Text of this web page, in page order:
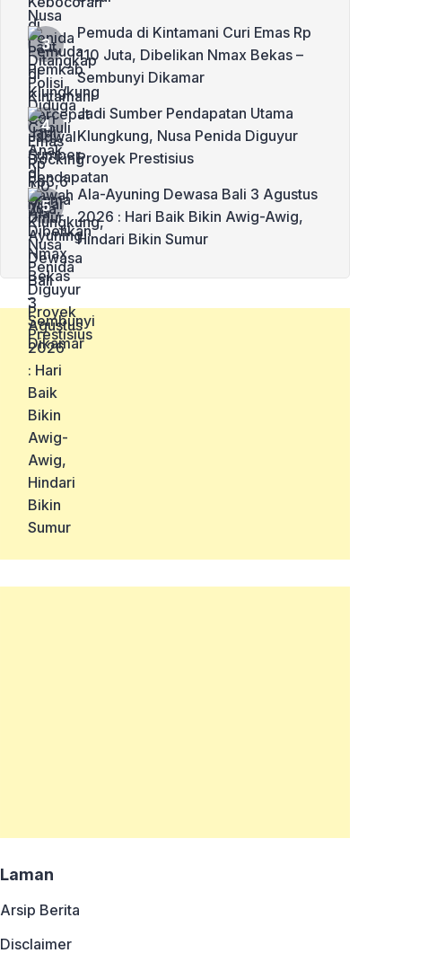
Pemuda di Kintamani Curi Emas Rp
110 Juta, Dibelikan Nmax Bekas –
Sembunyi Dikamar
Jadi Sumber Pendapatan Utama
Klungkung, Nusa Penida Diguyur
Proyek Prestisius
Ala-Ayuning Dewasa Bali 3 Agustus
2026 : Hari Baik Bikin Awig-Awig,
Hindari Bikin Sumur
Laman
Arsip Berita
Disclaimer